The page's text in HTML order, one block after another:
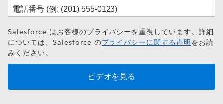
Salesforce はお客様のプライバシーを重視しています。詳細
については、Salesforce のプライバシーに関する声明をお読
みください。